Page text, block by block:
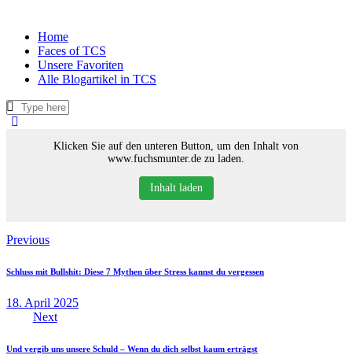
Home
Faces of TCS
Unsere Favoriten
Alle Blogartikel in TCS
Klicken Sie auf den unteren Button, um den Inhalt von
www.fuchsmunter.de zu laden.
Inhalt laden
Previous
Schluss mit Bullshit: Diese 7 Mythen über Stress kannst du vergessen
18. April 2025
Next
Und vergib uns unsere Schuld – Wenn du dich selbst kaum erträgst